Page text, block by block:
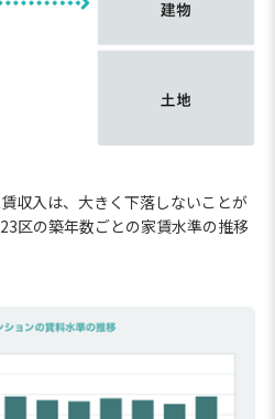
収入は、大きく下落しないことが
区の築年数ごとの家賃水準の推移